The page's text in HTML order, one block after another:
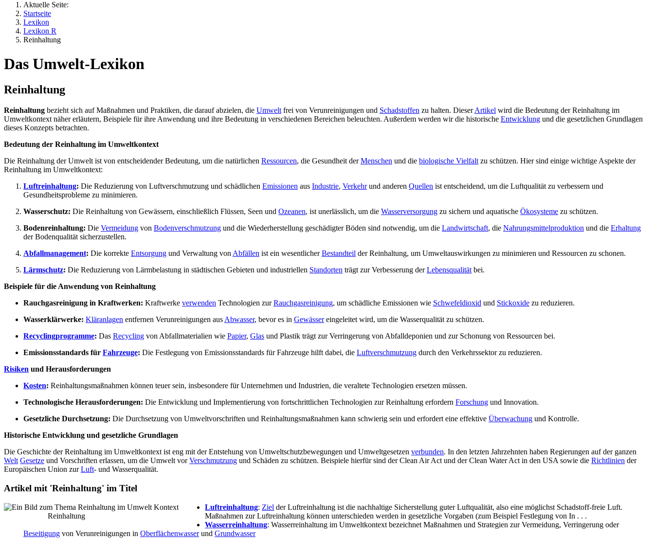
Aktuelle Seite:
Startseite
Lexikon
Lexikon R
Reinhaltung
Das Umwelt-Lexikon
Reinhaltung
Reinhaltung bezieht sich auf Maßnahmen und Praktiken, die darauf abzielen, die Umwelt frei von Verunreinigungen und Schadstoffen zu halten. DieserArtikel wird die Bedeutung der Reinhaltung im
Umweltkontext näher erläutern, Beispiele für ihre Anwendung und ihre Bedeutung in verschiedenen Bereichen beleuchten. Außerdem werden wir die historische Entwicklung und die gesetzlichen Grundlagen
dieses Konzepts betrachten.
Bedeutung der Reinhaltung im Umweltkontext
Die Reinhaltung der Umwelt ist von entscheidender Bedeutung, um die natürlichen Ressourcen, die Gesundheit derMenschen und die biologische Vielfalt zu schützen. Hier sind einige wichtige Aspekte der
Reinhaltung im Umweltkontext:
Luftreinhaltung: Die Reduzierung von Luftverschmutzung und schädlichen Emissionen aus Industrie, Verkehrund anderen Quellen ist entscheidend, um die Luftqualität zu verbessern und
Gesundheitsprobleme zu minimieren.
Wasserschutz: Die Reinhaltung von Gewässern, einschließlich Flüssen, Seen und Ozeanen, ist unerlässlich, um die Wasserversorgung zu sichern und aquatische Ökosysteme zu schützen.
Bodenreinhaltung: Die Vermeidung von Bodenverschmutzung und die Wiederherstellung geschädigter Böden sind notwendig, um die Landwirtschaft, die Nahrungsmittelproduktion und die Erhaltung
der Bodenqualität sicherzustellen.
Abfallmanagement: Die korrekte Entsorgung und Verwaltung von Abfällen ist ein wesentlicherBestandteil der Reinhaltung, um Umweltauswirkungen zu minimieren und Ressourcen zu schonen.
Lärmschutz: Die Reduzierung von Lärmbelastung in städtischen Gebieten und industriellen Standorten trägt zur Verbesserung derLebensqualität bei.
Beispiele für die Anwendung von Reinhaltung
Rauchgasreinigung in Kraftwerken: Kraftwerke verwenden Technologien zurRauchgasreinigung, um schädliche Emissionen wie Schwefeldioxid und Stickoxide zu reduzieren.
Wasserklärwerke: Kläranlagen entfernen Verunreinigungen aus Abwasser, bevor es in Gewässereingeleitet wird, um die Wasserqualität zu schützen.
Recyclingprogramme: Das Recycling von Abfallmaterialien wie Papier, Glas und Plastik trägt zur Verringerung von Abfalldeponien und zur Schonung von Ressourcen bei.
Emissionsstandards für Fahrzeuge: Die Festlegung von Emissionsstandards für Fahrzeuge hilft dabei, die Luftverschmutzung durch den Verkehrssektor zu reduzieren.
Risiken und Herausforderungen
Kosten: Reinhaltungsmaßnahmen können teuer sein, insbesondere für Unternehmen und Industrien, die veraltete Technologien ersetzen müssen.
Technologische Herausforderungen: Die Entwicklung und Implementierung von fortschrittlichen Technologien zur Reinhaltung erfordern Forschung und Innovation.
Gesetzliche Durchsetzung: Die Durchsetzung von Umweltvorschriften und Reinhaltungsmaßnahmen kann schwierig sein und erfordert eine effektive Überwachung und Kontrolle.
Historische Entwicklung und gesetzliche Grundlagen
Die Geschichte der Reinhaltung im Umweltkontext ist eng mit der Entstehung von Umweltschutzbewegungen und Umweltgesetzen verbunden. In den letzten Jahrzehnten haben Regierungen auf der ganzen
Welt Gesetze und Vorschriften erlassen, um die Umwelt vorVerschmutzung und Schäden zu schützen. Beispiele hierfür sind der Clean Air Act und der Clean Water Act in den USA sowie die Richtlinien der
Europäischen Union zurLuft- und Wasserqualität.
Artikel mit 'Reinhaltung' im Titel
Reinhaltung
Luftreinhaltung: Ziel der Luftreinhaltung ist die nachhaltige Sicherstellung guter Luftqualität, also eine möglichst Schadstoff-freie Luft.
Maßnahmen zur Luftreinhaltung können unterschieden werden in gesetzliche Vorgaben (zum Beispiel Festlegung von In . . .
Wasserreinhaltung: Wasserreinhaltung im Umweltkontext bezeichnet Maßnahmen und Strategien zur Vermeidung, Verringerung oder
Beseitigung von Verunreinigungen in Oberflächenwasserund Grundwasser